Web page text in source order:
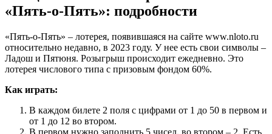
«Пять-о-Пять»: подробности
«Пять-о-Пять» – лотерея, появившаяся на сайте www.nloto.ru
относительно недавно, в 2023 году. У нее есть свои символы –
Ладош и Пятюня. Розыгрыш происходит ежедневно. Это
лотерея числового типа с призовым фондом 60%.
Как играть:
В каждом билете 2 поля с цифрами от 1 до 50 в первом и
от 1 до 12 во втором.